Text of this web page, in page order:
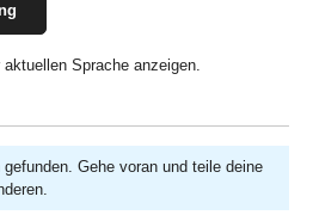
aktuellen Sprache anzeigen.
gefunden. Gehe voran und teile deine